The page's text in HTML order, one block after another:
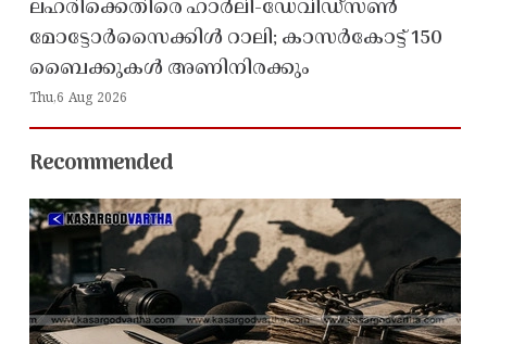
ലഹരിക്കെതിരെ ഹാർലി-ഡേവിഡ്‌സൺ
മോട്ടോർസൈക്കിൾ റാലി; കാസർകോട്ട് 150
ബൈക്കുകൾ അണിനിരക്കും
Thu,6 Aug 2026
Recommended